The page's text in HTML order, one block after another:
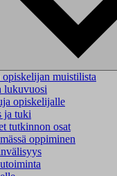
muistilista
lukuvuosi
opiskelijalle
ja tuki
tutkinnon osat
oppiminen